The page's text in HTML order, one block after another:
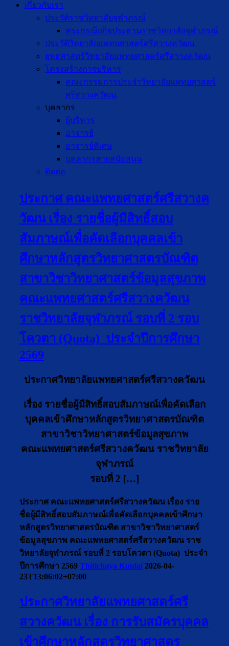
เกี่ยวกับเรา
ประวัติราชวิทยาลัยจุฬาภรณ์
พระกรณียกิจประธานราชวิทยาลัยจุฬาภรณ์
ประวัติวิทยาลัยแพทยศาสตร์ศรีสวางควัฒน
ยุทธศาสตร์วิทยาลัยแพทยศาสตร์ศรีสวางควัฒน
โครงสร้างการบริหาร
คณะกรรมการประจำวิทยาลัยแพทยศาสตร์
ศรีสวางควัฒน
บุคลากร
ผู้บริหาร
อาจารย์
อาจารย์พิเศษ
บุคลากรสายสนับสนุน
ติดต่อ
ประกาศ คณะแพทยศาสตร์ศรีสวางค
วัฒน เรื่อง รายชื่อผู้มีสิทธิ์สอบ
สัมภาษณ์เพื่อคัดเลือกบุคคลเข้า
ศึกษาหลักสูตรวิทยาศาสตรบัณฑิต
สาขาวิชาวิทยาศาสตร์ข้อมูลสุขภาพ
คณะแพทยศาสตร์ศรีสวางควัฒน
ราชวิทยาลัยจุฬาภรณ์ รอบที่ 2 รอบ
โควตา (Quota) ประจำปีการศึกษา
2569
ประกาศวิทยาลัยแพทยศาสตร์ศรีสวางควัฒน
เรื่อง รายชื่อผู้มีสิทธิ์สอบสัมภาษณ์เพื่อคัดเลือก
บุคคลเข้าศึกษาหลักสูตรวิทยาศาสตรบัณฑิต
สาขาวิชาวิทยาศาสตร์ข้อมูลสุขภาพ
คณะแพทยศาสตร์ศรีสวางควัฒน ราชวิทยาลัย
จุฬาภรณ์
รอบที่ 2 […]
ประกาศ คณะแพทยศาสตร์ศรีสวางควัฒน เรื่อง ราย
ชื่อผู้มีสิทธิ์สอบสัมภาษณ์เพื่อคัดเลือกบุคคลเข้าศึกษา
หลักสูตรวิทยาศาสตรบัณฑิต สาขาวิชาวิทยาศาสตร์
ข้อมูลสุขภาพ คณะแพทยศาสตร์ศรีสวางควัฒน ราช
วิทยาลัยจุฬาภรณ์ รอบที่ 2 รอบโควตา (Quota) ประจำ
ปีการศึกษา 2569 Thitichaya Kunlai 2026-04-
23T13:06:02+07:00
ประกาศวิทยาลัยแพทยศาสตร์ศรี
สวางควัฒน เรื่อง การรับสมัครบุคคล
เข้าศึกษาหลักสูตรวิทยาศาสตร